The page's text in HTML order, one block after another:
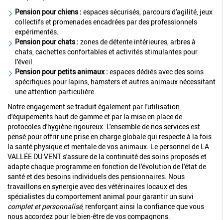
Pension pour chiens : espaces sécurisés, parcours d'agilité, jeux
collectifs et promenades encadrées par des professionnels
expérimentés.
Pension pour chats : zones de détente intérieures, arbres à
chats, cachettes confortables et activités stimulantes pour
l'éveil.
Pension pour petits animaux : espaces dédiés avec des soins
spécifiques pour lapins, hamsters et autres animaux nécessitant
une attention particulière.
Notre engagement se traduit également par l'utilisation
d'équipements haut de gamme et par la mise en place de
protocoles d'hygiène rigoureux. L'ensemble de nos services est
pensé pour offrir une prise en charge globale qui respecte à la fois
la santé physique et mentale de vos animaux. Le personnel de LA
VALLÉE DU VENT s'assure de la continuité des soins proposés et
adapte chaque programme en fonction de l'évolution de l'état de
santé et des besoins individuels des pensionnaires. Nous
travaillons en synergie avec des vétérinaires locaux et des
spécialistes du comportement animal pour garantir un suivi
complet et personnalisé, renforçant ainsi la confiance que vous
nous accordez pour le bien-être de vos compagnons.